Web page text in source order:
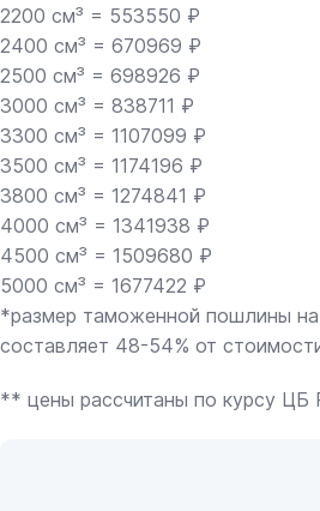
2200 см³ = 553550 ₽
2400 см³ = 670969 ₽
2500 см³ = 698926 ₽
3000 см³ = 838711 ₽
3300 см³ = 1107099 ₽
3500 см³ = 1174196 ₽
3800 см³ = 1274841 ₽
4000 см³ = 1341938 ₽
4500 см³ = 1509680 ₽
5000 см³ = 1677422 ₽
*размер таможенной пошлины
составляет 48-54% от
** цены рассчитаны по курсу ЦБ